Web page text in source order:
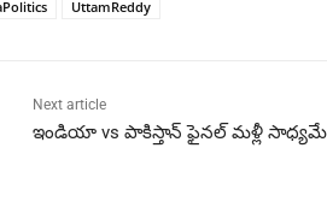
UttamReddy
Next article
ఇండియా vs పాకిస్తాన్‌ ఫైనల్‌ మళ్లీ